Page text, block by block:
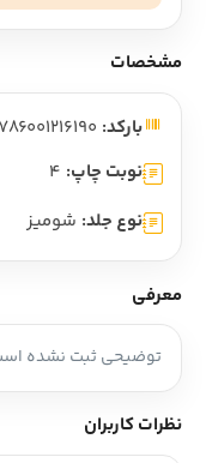
مشخصات
بارکد:
نوبت چاپ: 4
نوع جلد: شومیز
معرفی
توضیحی ثبت نشده
نظرات کاربران